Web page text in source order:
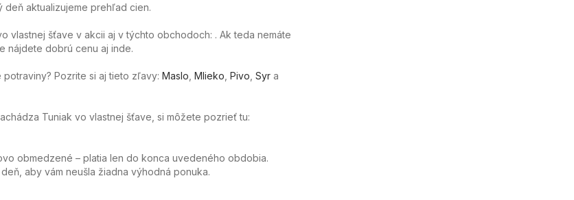
aktualizujeme prehľad cien.
vlastnej šťave v akcii aj v týchto obchodoch: . Ak teda nemáte
nájdete dobrú cenu aj inde.
Pozrite si aj tieto zľavy: Maslo Mlieko Pivo Syr a
Tuniak vo vlastnej šťave, si môžete pozrieť tu:
obmedzené – platia len do konca uvedeného obdobia.
aby vám neušla žiadna výhodná ponuka.